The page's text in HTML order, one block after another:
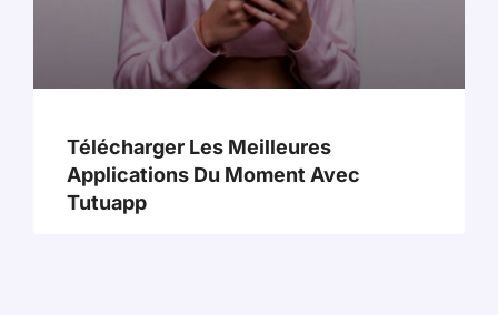
Télécharger Les Meilleures
Applications Du Moment Avec
Tutuapp